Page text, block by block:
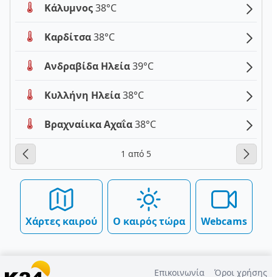
Κάλυμνος38°C
Καρδίτσα38°C
Ανδραβίδα Ηλεία39°C
Κυλλήνη Ηλεία38°C
Βραχναίικα Αχαΐα38°C
1 από 5
Χάρτες καιρού Ο καιρός τώρα Webcams
Επικοινωνία Όροι χρήσης